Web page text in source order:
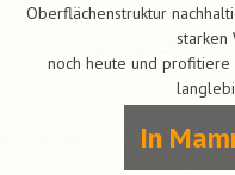
Oberflächenstruktur
starken
noch heute und
In